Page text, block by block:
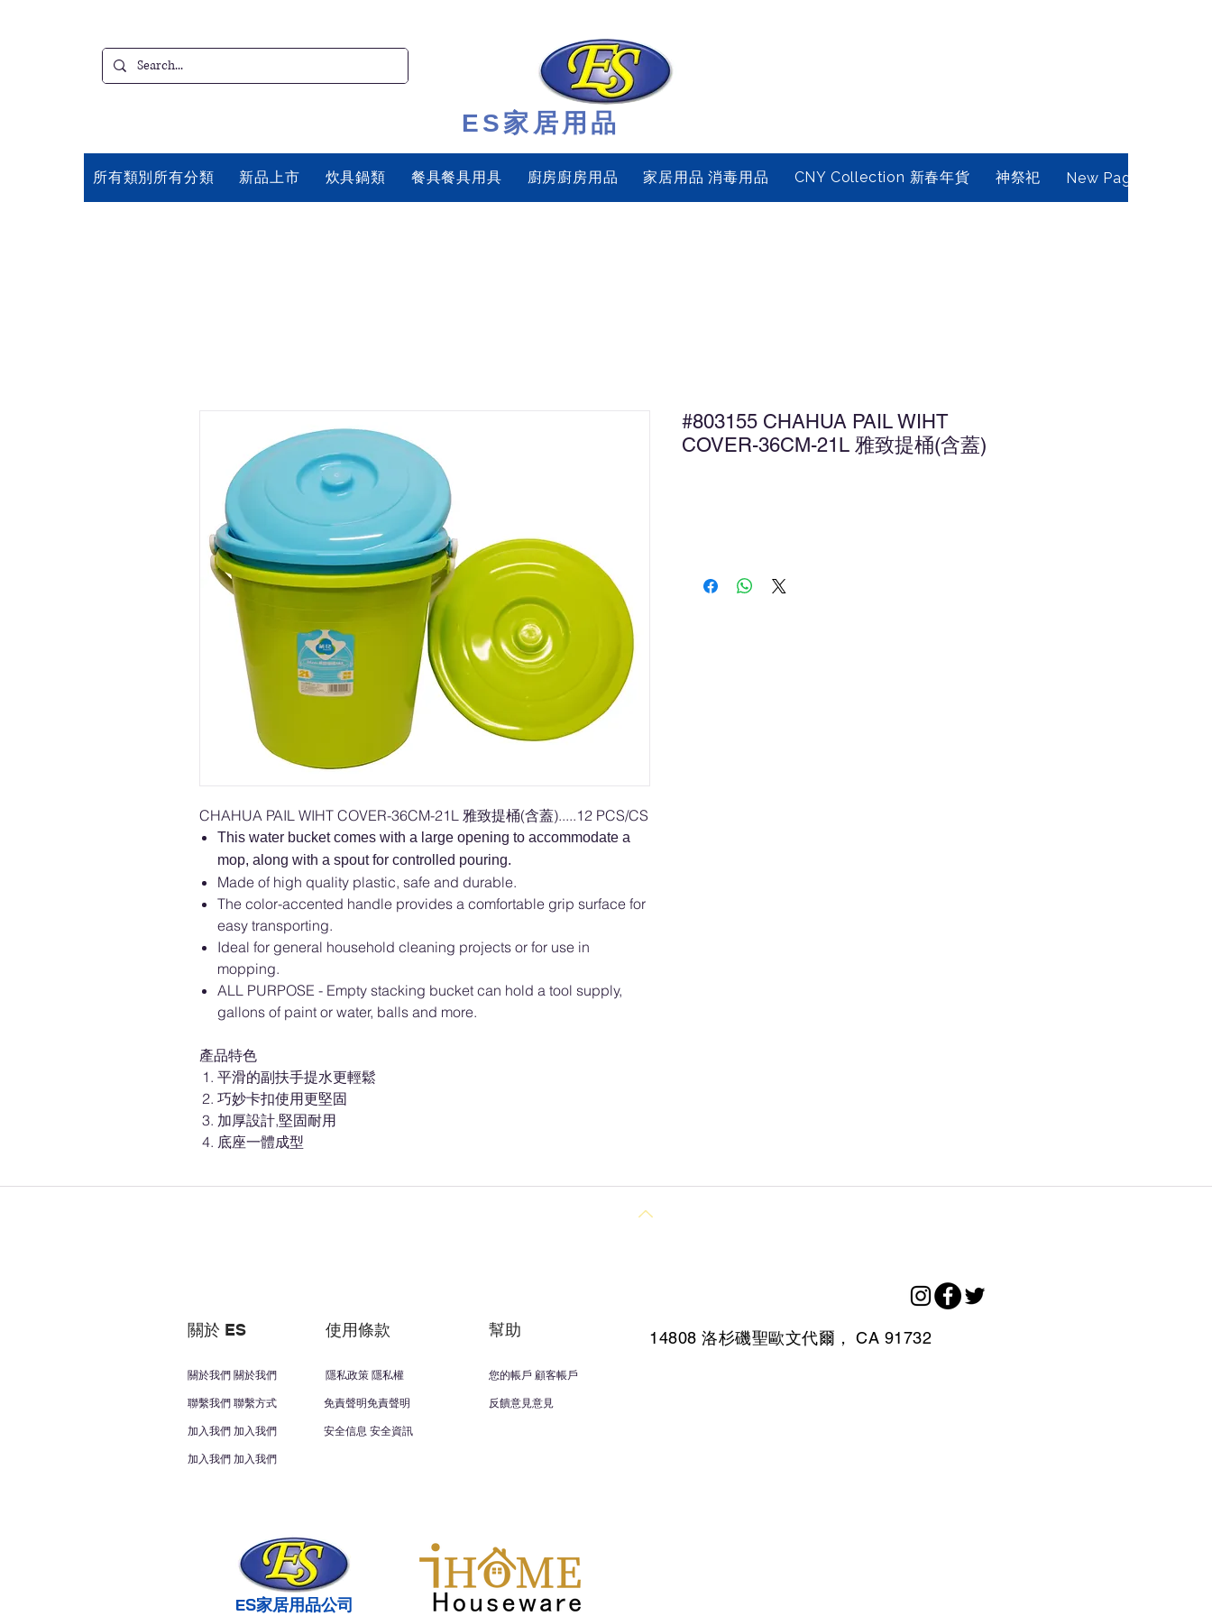
ES家居用品
所有類別所有分類 新品上市 炊具鍋類 餐具餐具用具 廚房廚房用品 家居用品 消毒用品 CNY Collection 新春年貨 神祭祀 New Page
CHAHUA PAIL WIHT COVER-36CM-21L 雅致提桶(含蓋).....12 PCS/CS
This water bucket comes with a large opening to accommodate a
mop, along with a spout for controlled pouring.
Made of high quality plastic, safe and durable.
The color-accented handle provides a comfortable grip surface for
easy transporting.
Ideal for general household cleaning projects or for use in
mopping.
ALL PURPOSE - Empty stacking bucket can hold a tool supply,
gallons of paint or water, balls and more.
產品特色
平滑的副扶手提水更輕鬆
巧妙卡扣使用更堅固
加厚設計,堅固耐用
底座一體成型
#803155 CHAHUA PAIL WIHT
COVER-36CM-21L 雅致提桶(含蓋)
關於 ES 使用條款 幫助
關於我們 關於我們
聯繫我們 聯繫方式
加入我們 加入我們
隱私政策 隱私權
免責聲明免責聲明
安全信息 安全資訊
您的帳戶 顧客帳戶
反饋意見意見
加入我們 加入我們
ES家居用品公司
14808 洛杉磯聖歐文代爾， CA 91732